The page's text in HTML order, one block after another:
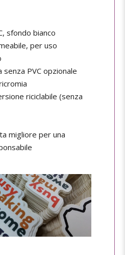
sfondo bianco
per uso
senza PVC opzionale
riciclabile (senza
migliore per una